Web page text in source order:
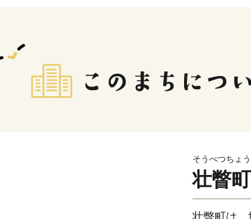
そうべつちょう
壮瞥町
壮瞥町は